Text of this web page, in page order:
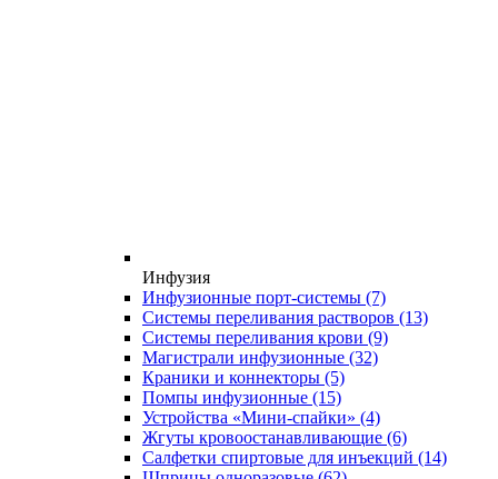
Инфузия
Инфузионные порт-системы (7)
Системы переливания растворов (13)
Системы переливания крови (9)
Магистрали инфузионные (32)
Краники и коннекторы (5)
Помпы инфузионные (15)
Устройства «Мини-спайки» (4)
Жгуты кровоостанавливающие (6)
Салфетки спиртовые для инъекций (14)